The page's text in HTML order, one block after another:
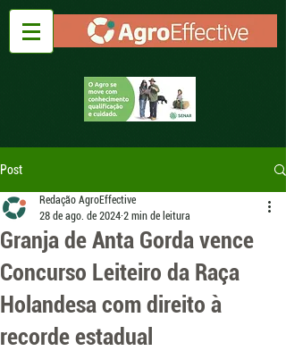
Post
Granja de Anta Gorda vence
Concurso Leiteiro da Raça
Holandesa com direito à
recorde estadual
Redação AgroEffective
28 de ago. de 2024 2 min de leitura